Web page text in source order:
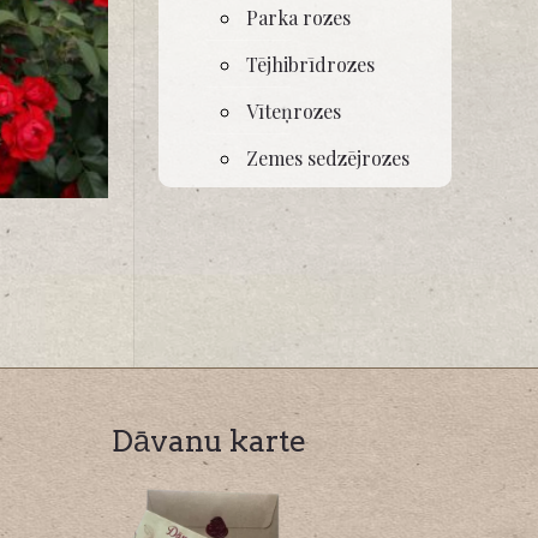
Parka rozes
Tējhibrīdrozes
Vīteņrozes
Zemes sedzējrozes
Dāvanu karte